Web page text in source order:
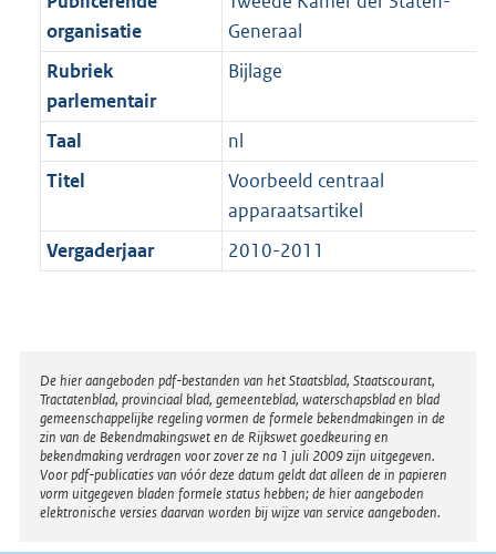
t
a
t
b
b
organisatie
Generaal
Rubriek
parlementair
Bijlage
Taal
nl
Titel
Voorbeeld centraal
apparaatsartikel
Vergaderjaar
2010-2011
Disclaimer
De hier aangeboden pdf-bestanden van het Staatsblad, Staatscourant,
Tractatenblad, provinciaal blad, gemeenteblad, waterschapsblad en blad
gemeenschappelijke regeling vormen de formele bekendmakingen in de
zin van de Bekendmakingswet en de Rijkswet goedkeuring en
bekendmaking verdragen voor zover ze na 1 juli 2009 zijn uitgegeven.
Voor pdf-publicaties van vóór deze datum geldt dat alleen de in papieren
vorm uitgegeven bladen formele status hebben; de hier aangeboden
elektronische versies daarvan worden bij wijze van service aangeboden.